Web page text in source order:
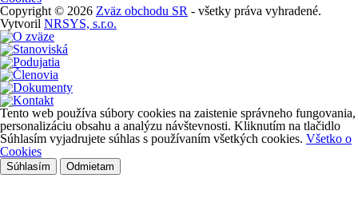
Copyright © 2026 Zväz obchodu SR - všetky práva vyhradené.
Vytvoril NRSYS, s.r.o.
Tento web používa súbory cookies na zaistenie správneho fungovania,
personalizáciu obsahu a analýzu návštevnosti. Kliknutím na tlačidlo
Súhlasím vyjadrujete súhlas s používaním všetkých cookies. Všetko o
Cookies
Súhlasím Odmietam